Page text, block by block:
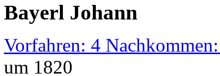
Bayerl Johann
Vorfahren: 4
um 1820